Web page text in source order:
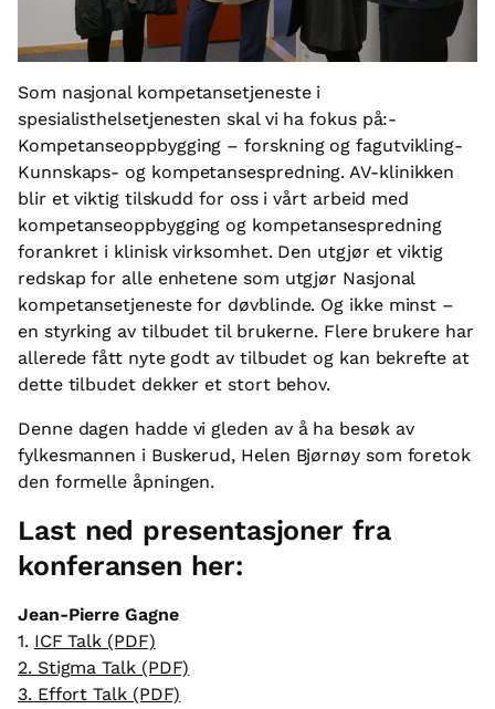
Som nasjonal kompetansetjeneste i
spesialisthelsetjenesten skal vi ha fokus på:-
Kompetanseoppbygging – forskning og fagutvikling-
Kunnskaps- og kompetansespredning. AV-klinikken
blir et viktig tilskudd for oss i vårt arbeid med
kompetanseoppbygging og kompetansespredning
forankret i klinisk virksomhet. Den utgjør et viktig
redskap for alle enhetene som utgjør Nasjonal
kompetansetjeneste for døvblinde. Og ikke minst –
en styrking av tilbudet til brukerne. Flere brukere har
allerede fått nyte godt av tilbudet og kan bekrefte at
dette tilbudet dekker et stort behov.
Denne dagen hadde vi gleden av å ha besøk av
fylkesmannen i Buskerud, Helen Bjørnøy som foretok
den formelle åpningen.
Last ned presentasjoner fra
konferansen her:
Jean-Pierre Gagne
1. ICF Talk (PDF)
2. Stigma Talk (PDF)
3. Effort Talk (PDF)